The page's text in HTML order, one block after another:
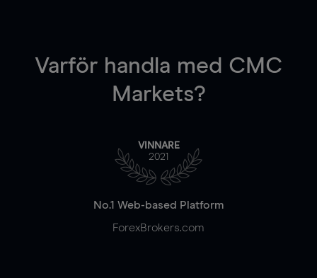
Varför handla med CMC
Markets?
VINNARE
2021
No.1 Web-based Platform
ForexBrokers.com